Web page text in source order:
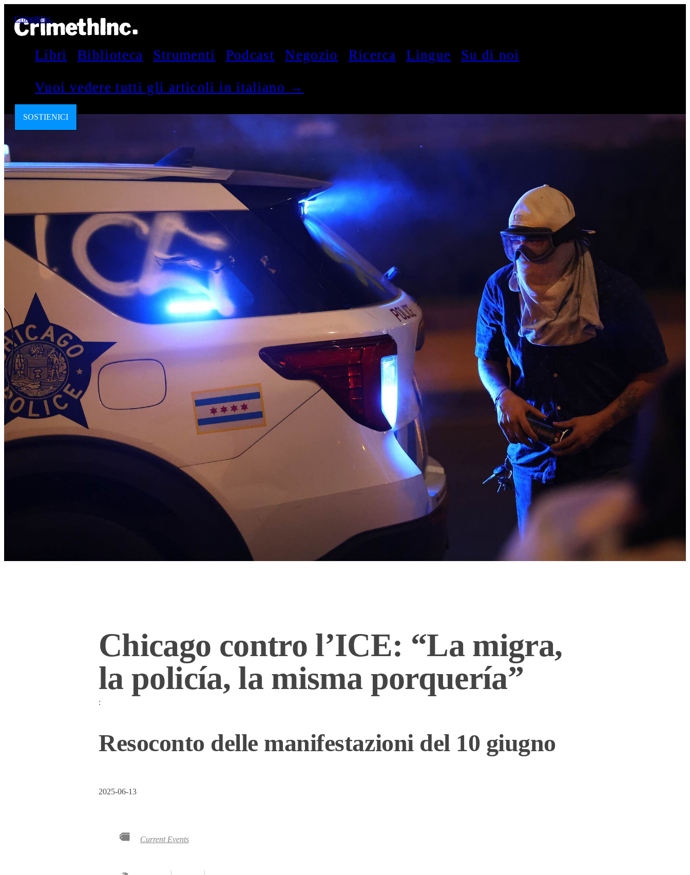
CrimethInc.
Libri Biblioteca Strumenti Podcast Negozio Ricerca Lingue Su di noi
Vuoi vedere tutti gli articoli in italiano →
SOSTIENICI
Chicago contro l’ICE: “La migra,
la policía, la misma porquería”
:
Resoconto delle manifestazioni del 10 giugno
2025-06-13
Current Events